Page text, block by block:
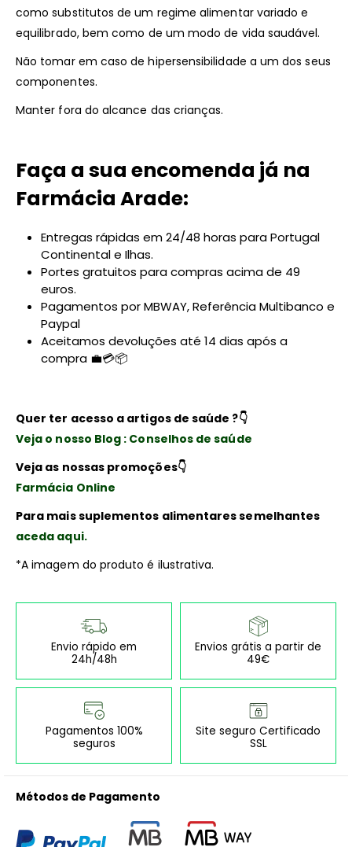
como substitutos de um regime alimentar variado e
equilibrado, bem como de um modo de vida saudável.
Não tomar em caso de hipersensibilidade a um dos seus
componentes.
Manter fora do alcance das crianças.
Faça a sua encomenda já na
Farmácia Arade:
Entregas rápidas em 24/48 horas para Portugal
Continental e Ilhas.
Portes gratuitos para compras acima de 49
euros.
Pagamentos por MBWAY, Referência Multibanco e
Paypal
Aceitamos devoluções até 14 dias após a
compra 💼💳📦
Quer ter acesso a artigos de saúde ?👇
Veja o nosso Blog : Conselhos de saúde
Veja as nossas promoções👇
Farmácia Online
Para mais suplementos alimentares semelhantes
aceda aqui.
*A imagem do produto é ilustrativa.
Envio rápido em
24h/48h
Envios grátis a partir de
49€
Pagamentos 100%
seguros
Site seguro Certificado
SSL
Métodos de Pagamento